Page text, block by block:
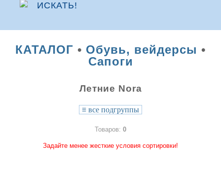
КАТАЛОГ • Обувь, вейдерсы •
Сапоги
Летние Nora
≡ все подгруппы
Товаров: 0
Задайте менее жесткие условия сортировки!